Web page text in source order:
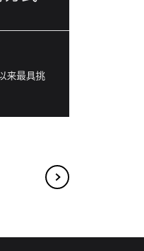
来最具挑